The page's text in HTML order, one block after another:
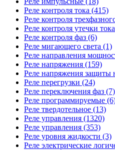
Реле контроля тока (415)
Реле контроля
Реле контроля утечки
Реле контроля фаз (6)
Реле мигающего света (1)
Реле направления
Реле напряжения (159)
Реле напряжения защиты
Реле перегрузки (24)
Реле переключения фаз (7)
Реле программируемые
Реле твердотельное (13)
Реле управления (1320)
Реле управления (353)
Реле уровня жидкости (3)
Реле электрические